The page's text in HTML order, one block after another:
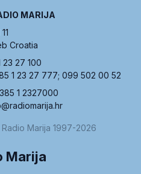
MARIJA
Croatia
23 27 100
1 23 27 777; 099 502 00 52
1 2327000
Marija 1997-2026
Marija